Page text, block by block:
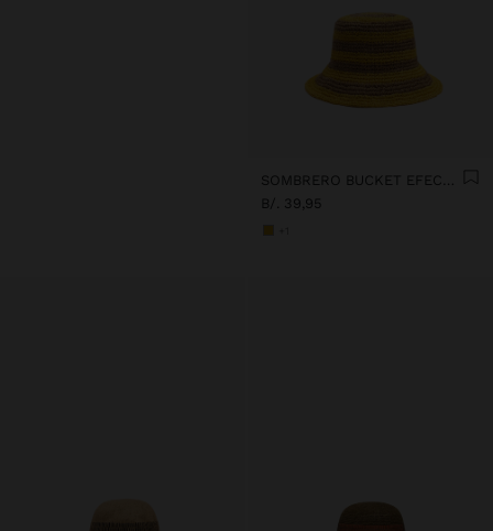
SOMBRERO BUCKET EFECTO RAFIA A RAYAS
B/. 39,95